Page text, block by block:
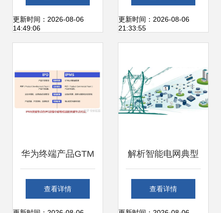
设计建设实施方案
实施的全方位路径
图与信息系统运行
更新时间：2026-08-06
14:49:06
设计建设实施方案
实施的全方位路径
图与信息系统运行
更新时间：2026-08-06
21:33:55
华为终端产品GTM
与IPMS流程体系
查看详情
解析智能电网典型
应用与信息系统运
查看详情